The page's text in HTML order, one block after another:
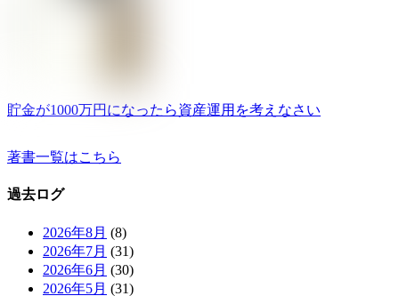
貯金が1000万円になったら資産運用を考えなさい
著書一覧はこちら
過去ログ
2026年8月 (8)
2026年7月 (31)
2026年6月 (30)
2026年5月 (31)